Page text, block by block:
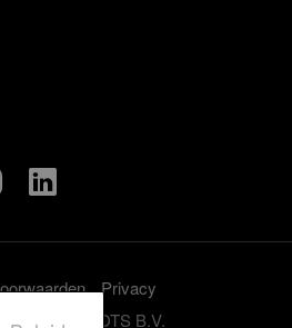
Privacy
GRASSROOTS B.V.